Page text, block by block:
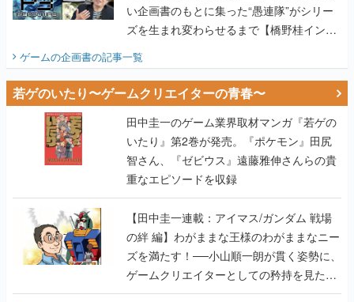
い企画書のもとに集った“愚連隊”がシリー
ズを生まれ変わらせるまで【橋野桂インタ
ゲームの企画書の記事一覧
若ゲのいたり〜ゲームクリエイターの青春〜
田中圭一のゲーム業界取材マンガ『若ゲの
いたり』第2巻が発売。『ポケモン』田尻
智さん、『ゼビウス』遠藤雅伸さんらの貴
重なエピソードを収録
【田中圭一連載：アイマス/ガンダム 戦場
の絆 編】わがままな王様のわがままなニー
ズを満たす！──小山順一朗が貫く姿勢に、
ゲームクリエイターとしての矜持を見た
【若ゲのいたり最終回】